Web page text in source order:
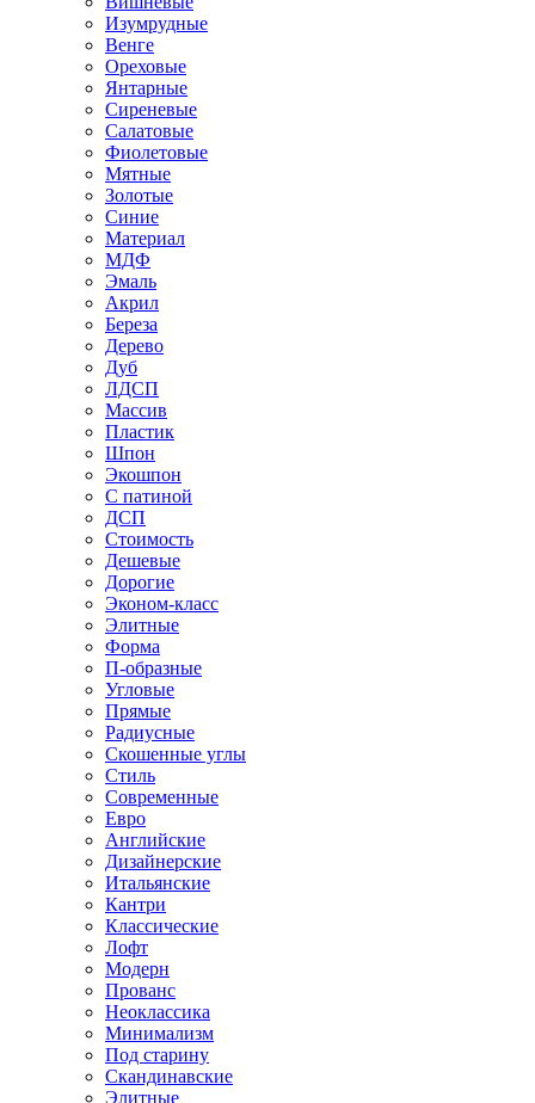
Изумрудные
Венге
Ореховые
Янтарные
Сиреневые
Салатовые
Фиолетовые
Мятные
Золотые
Синие
Материал
МДФ
Эмаль
Акрил
Береза
Дерево
Дуб
ЛДСП
Массив
Пластик
Шпон
Экошпон
С патиной
ДСП
Стоимость
Дешевые
Дорогие
Эконом-класс
Элитные
Форма
П-образные
Угловые
Прямые
Радиусные
Скошенные углы
Стиль
Современные
Евро
Английские
Дизайнерские
Итальянские
Кантри
Классические
Лофт
Модерн
Прованс
Неоклассика
Минимализм
Под старину
Скандинавские
Элитные